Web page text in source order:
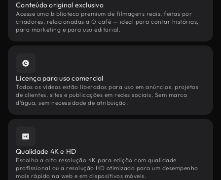
Conteúdo original exclusivo
Acesse uma biblioteca premium de filmagens reais, feitas por
criadores, relacionadas a O café — ideal para contar histórias,
para marketing e para uso editorial.
Licença para uso comercial
Todos os vídeos estão liberados para uso em anúncios, projetos
de clientes, sites e publicações em redes sociais. Sem marca
d'água, sem necessidade de atribuição.
Qualidade 4K e HD
Escolha a alta resolução 4K para edição com qualidade
profissional ou a resolução HD otimizada para um desempenho
mais rápido na web e em dispositivos móveis.